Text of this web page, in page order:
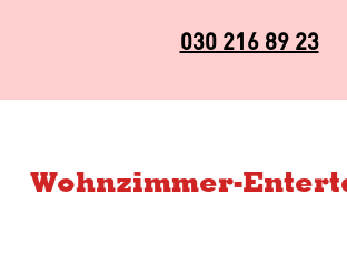
030 216 89 23
Wohnzimmer-